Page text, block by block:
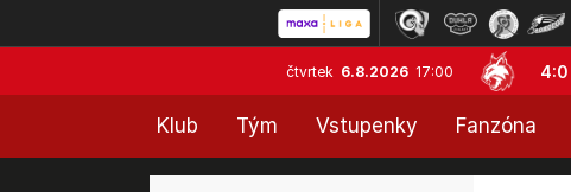
čtvrtek 6.8.2026 17:00 4:0
Klub Tým Vstupenky Fanzóna